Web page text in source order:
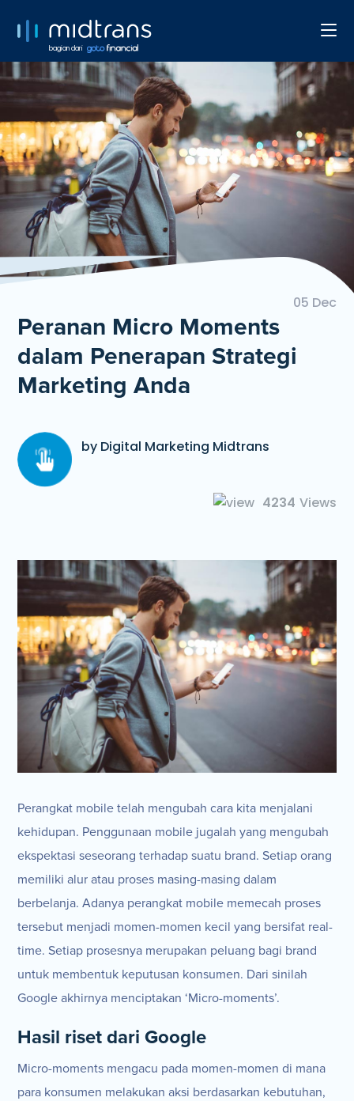
bagian dari
05 Dec
Peranan Micro Moments
dalam Penerapan Strategi
Marketing Anda
by Digital Marketing Midtrans
4234 Views
Perangkat mobile telah mengubah cara kita menjalani
kehidupan. Penggunaan mobile jugalah yang mengubah
ekspektasi seseorang terhadap suatu brand. Setiap orang
memiliki alur atau proses masing-masing dalam
berbelanja. Adanya perangkat mobile memecah proses
tersebut menjadi momen-momen kecil yang bersifat real-
time. Setiap prosesnya merupakan peluang bagi brand
untuk membentuk keputusan konsumen. Dari sinilah
Google akhirnya menciptakan ‘Micro-moments’.
Hasil riset dari Google
Micro-moments mengacu pada momen-momen di mana
para konsumen melakukan aksi berdasarkan kebutuhan,